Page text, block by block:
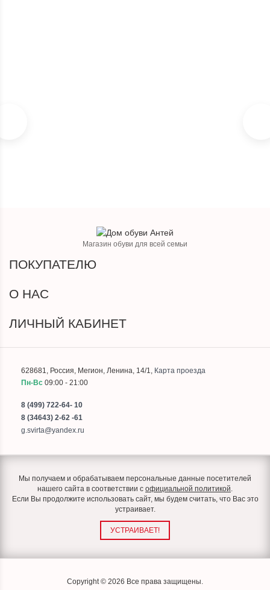
Магазин обуви для всей семьи
ПОКУПАТЕЛЮ
О НАС
ЛИЧНЫЙ КАБИНЕТ
628681, Россия, Мегион, Ленина, 14/1, Карта проезда
Пн-Вс 09:00 - 21:00
8 (499) 722-64- 10
8 (34643) 2-62 -61
g.svirta@yandex.ru
Мы получаем и обрабатываем персональные данные посетителей
нашего сайта в соответствии с официальной политикой.
Если Вы продолжите использовать сайт, мы будем считать, что Вас это
устраивает.
УСТРАИВАЕТ!
Copyright © 2026 Все права защищены.